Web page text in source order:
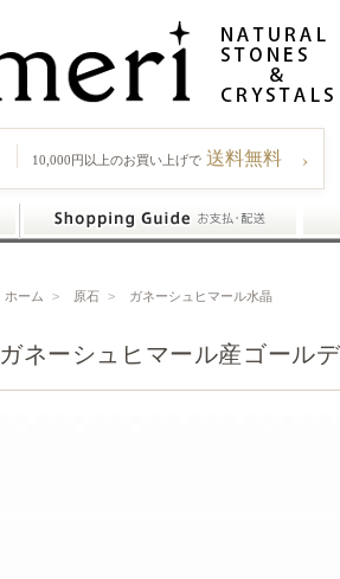
10,000円以上のお買い上げで 送料無料 ›
ホーム > 原石 > ガネーシュヒマール水晶
ガネーシュヒマール産ゴール